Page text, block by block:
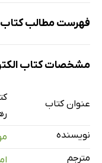
فهرست مطالب کتاب
مقدمه
بخش اول: پرونده‌ای
مشخصات کتاب
عنوان کتاب
نویسنده
مترجم